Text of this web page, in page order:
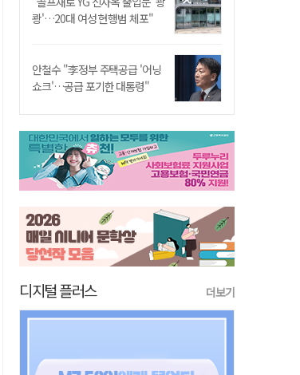
쾅'…20대 여성 현행범 체포"
안철수 "李정부 주택공급 '어닝
쇼크'…공급 포기한 대통령"
디지털 플러스 더보기